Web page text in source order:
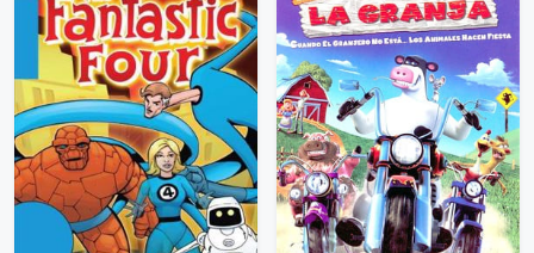
Ver Enlaces Públicos
▷Enlaces Privados VIP⇓
Ver Enlaces Privados VIP
Servidores directos